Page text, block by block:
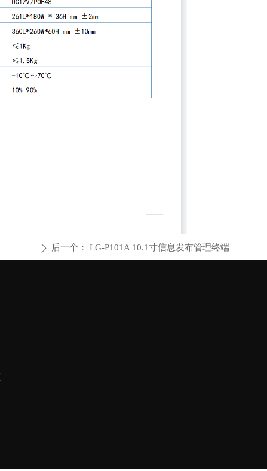
ꄲ 后一个： LG-P101A 10.1寸信息发布管理终端